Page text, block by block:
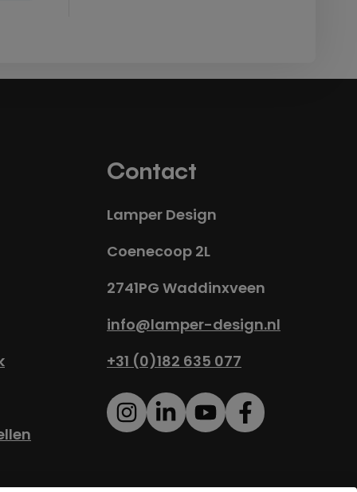
Contact
Lamper Design
Coenecoop 2L
2741PG Waddinxveen
info@lamper-design.nl
+31 (0)182 635 077